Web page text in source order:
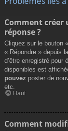
Comment créer
réponse ?
Cliquez sur le bouton
« Répondre » depuis
d’être enregistré pour
disponibles est
pouvez poster de
etc.
Haut
Comment